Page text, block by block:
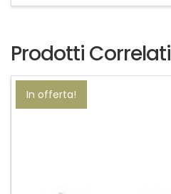
Prodotti Correlati
In offerta!